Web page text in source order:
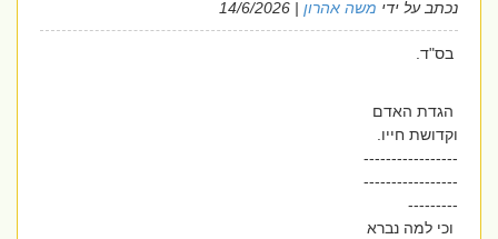
נכתב על ידימשה אהרון| 14/6/2026
בס"ד.
הגדת האדם
וקדושת חייו.
-----------------
-----------------
---------
וכי למה נברא